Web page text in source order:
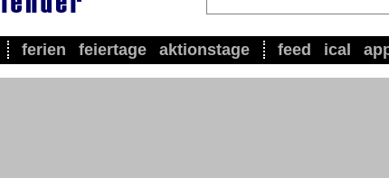
ferien feiertage aktionstage feed ical